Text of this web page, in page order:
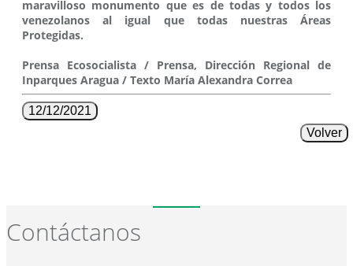
maravilloso monumento que es de todas y todos los
venezolanos al igual que todas nuestras Áreas
Protegidas.
Prensa Ecosocialista / Prensa, Dirección Regional de
Inparques Aragua / Texto María Alexandra Correa
12/12/2021
Volver
Contáctanos